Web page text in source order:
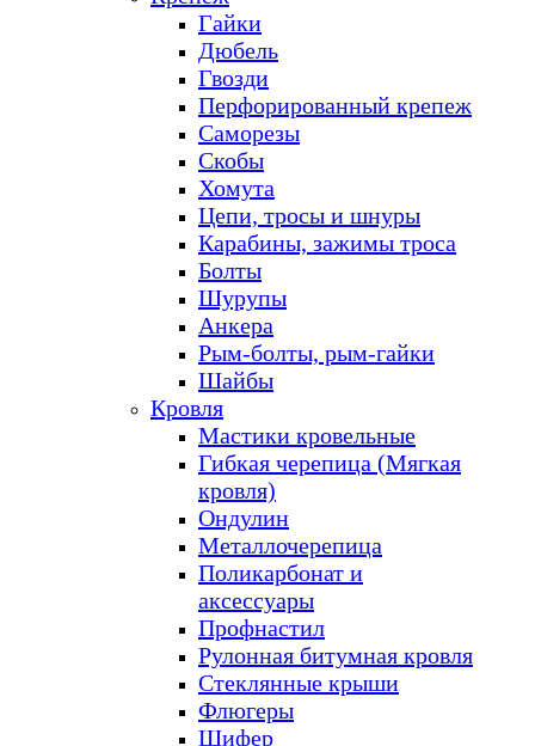
Гайки
Дюбель
Гвозди
Перфорированный крепеж
Саморезы
Скобы
Хомута
Цепи, тросы и шнуры
Карабины, зажимы троса
Болты
Шурупы
Анкера
Рым-болты, рым-гайки
Шайбы
Кровля
Мастики кровельные
Гибкая черепица (Мягкая
кровля)
Ондулин
Металлочерепица
Поликарбонат и
аксессуары
Профнастил
Рулонная битумная кровля
Стеклянные крыши
Флюгеры
Шифер